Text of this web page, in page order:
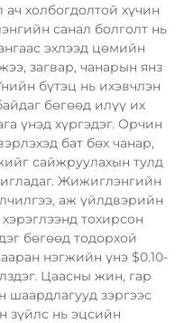
холбогдолтой хүчин
санал болголт нь
эхлээд цөмийн
загвар, чанарын янз
бүтэц нь ихэвчлэн
бөгөөд илүү их
үнэд хүргэдэг. Орчин
бат бөх чанар,
сайжруулахын тулд
Жижиглэнгийн
аж үйлдвэрийн
тохирсон
бөгөөд тодорхой
нэгжийн үнэ $0.10-
Цаасны жин, гар
шаардлагууд зэргээс
зүйлс нь эцсийн